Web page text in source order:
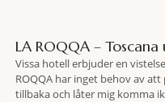
LA ROQQA –
Vissa hotell erbjuder en
ROQQA har inget behov av
tillbaka och låter mig komma